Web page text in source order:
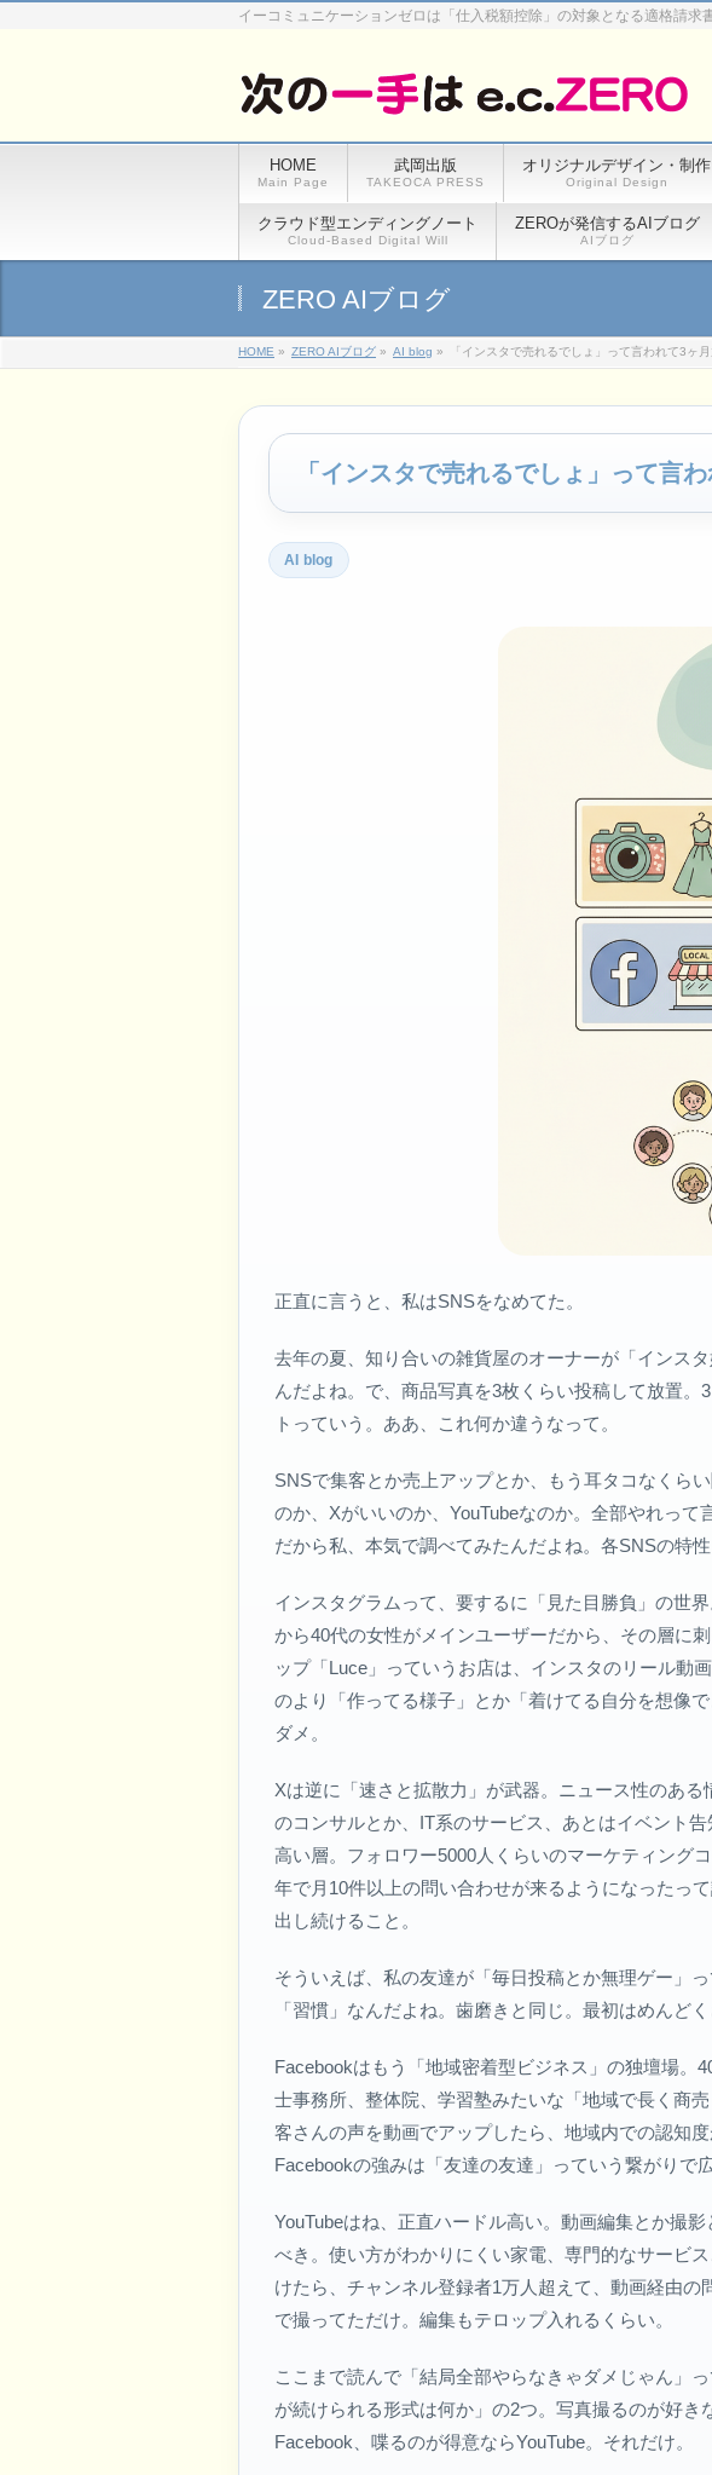
イーコミュニケーションゼロは「仕入税額控除」の対象となる適格請求
HOME
Main Page
武岡出版
TAKEOCA PRESS
オリジナルデザイン・制作
Original Design
クラウド型エンディングノート
Cloud-Based Digital Will
ZEROが発信するAIブログ
AIブログ
ZERO AIブログ
HOME » ZERO AIブログ » AI blog » 「インスタで売れるでしょ」って言われて3ヶ
AI blog
正直に言うと、私はSNSをなめてた。
去年の夏、知り合いの雑貨屋のオーナーが「インス
んだよね。で、商品写真を3枚くらい投稿して放置
トっていう。ああ、これ何か違うなって。
SNSで集客とか売上アップとか、もう耳タコなくら
のか、Xがいいのか、YouTubeなのか。全部やれっ
だから私、本気で調べてみたんだよね。各SNSの特
インスタグラムって、要するに「見た目勝負」の世
から40代の女性がメインユーザーだから、その層に
ップ「Luce」っていうお店は、インスタのリール動
のより「作ってる様子」とか「着けてる自分を想像
ダメ。
Xは逆に「速さと拡散力」が武器。ニュース性のあ
のコンサルとか、IT系のサービス、あとはイベント
高い層。フォロワー5000人くらいのマーケティング
年で月10件以上の問い合わせが来るようになったっ
出し続けること。
そういえば、私の友達が「毎日投稿とか無理ゲー」
「習慣」なんだよね。歯磨きと同じ。最初はめんど
Facebookはもう「地域密着型ビジネス」の独壇場。
士事務所、整体院、学習塾みたいな「地域で長く商
客さんの声を動画でアップしたら、地域内での認知
Facebookの強みは「友達の友達」っていう繋がりで
YouTubeはね、正直ハードル高い。動画編集とか撮
べき。使い方がわかりにくい家電、専門的なサービ
けたら、チャンネル登録者1万人超えて、動画経由
で撮ってただけ。編集もテロップ入れるくらい。
ここまで読んで「結局全部やらなきゃダメじゃん」
が続けられる形式は何か」の2つ。写真撮るのが好
Facebook、喋るのが得意ならYouTube。それだけ。